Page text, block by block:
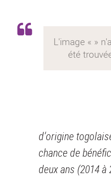
d’origine
chance de
deux ans (2014